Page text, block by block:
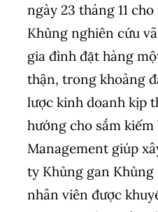
ngày 23 tháng 11
Khủng nghiên cứu
gia đình đặt hàng
thận, trong khoảng
lược kinh doanh kịp
hướng cho sắm
Management giúp
ty Khủng gan Khủng
nhân viên được